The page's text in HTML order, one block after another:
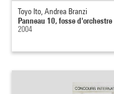
Toyo Ito, Andrea Branzi
Panneau 10, fosse d'orchestre
2004